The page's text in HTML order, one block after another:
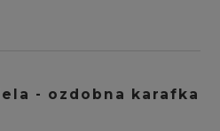
- ozdobna karafka